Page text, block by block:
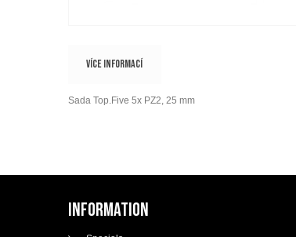
VÍCE INFORMACÍ
Sada Top.Five 5x PZ2, 25 mm
INFORMATION